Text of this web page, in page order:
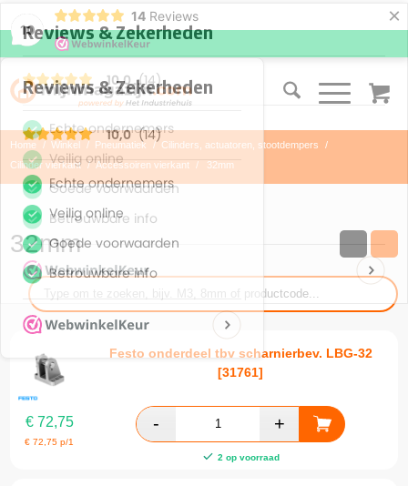
10
14 Reviews ×
Home / Winkel / Pneumatiek / Cilinders, actuatoren, stootdempers
/
Cilinder vierkant / Accessoiren vierkant / 32mm
32mm
Festo onderdeel tbv scharnierbev. LBG-32
[31761]
€72,75
€72,75 p/1
2 op voorraad